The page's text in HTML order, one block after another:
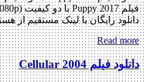
دانلود رایگان با لینک مستقیم از
Read more
دانلود فیلم Cellular 2004